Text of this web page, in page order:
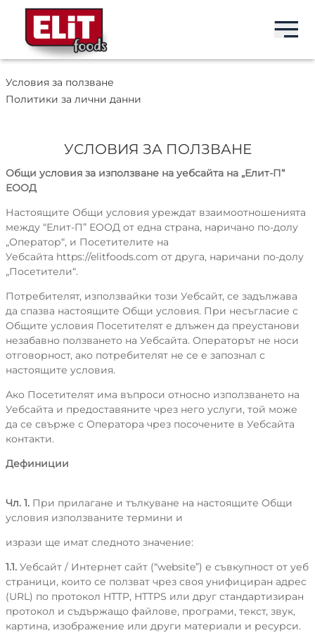
МИЛКИС
МАРКИЗИТЕ
КАКИНО ТАНЕ
КРУДЕЛИ
DOLCE FIORE
СЛАДКИ
СУШЕНИ ПЛОДОВЕ
ЯДКИ
ПРОИЗВОДСТВО
ПАРТНЬОРИ
НОВИНИ
Условия за ползване
Политики за лични данни
УСЛОВИЯ ЗА ПОЛЗВАНЕ
Общи условия за използване на уебсайта на „Елит-П“
ЕООД
Настоящите Общи условия уреждат взаимоотношенията
между “Елит-П” ЕООД от една страна, наричано по-долу
„Оператор“, и Посетителите на
Уебсайтa https://elitfoods.com от друга, наричани по-долу
„Посетители“.
Потребителят, използвайки този Уебсайт, се задължава
да спазва настоящите Общи условия. При несъгласие с
Общите условия Посетителят е длъжен да преустанови
незабавно ползването на Уебсайта. Операторът не носи
отговорност, ако потребителят не се е запознал с
настоящите условия.
Ако Посетителят има въпроси относно използването на
Уебсайта и предоставяните чрез него услуги, той може
да се свърже с Оператора чрез посочените в Уебсайта
контакти.
Дефиниции
Чл. 1. При прилагане и тълкуване на настоящите Общи
условия използваните термини и
изрази ще имат следното значение:
1.1. Уебсайт / Интернет сайт (“website”) е съвкупност от уеб
страници, които се ползват чрез своя унифициран адрес
(URL) по протокол HTTP, HTTPS или друг стандартизиран
протокол и съдържащо файлове, програми, текст, звук,
картина, изображение или други материали и ресурси.